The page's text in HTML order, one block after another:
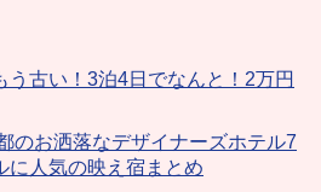
う古い！3泊4日でなんと！2万円
のお洒落なデザイナーズホテル7
に人気の映え宿まとめ